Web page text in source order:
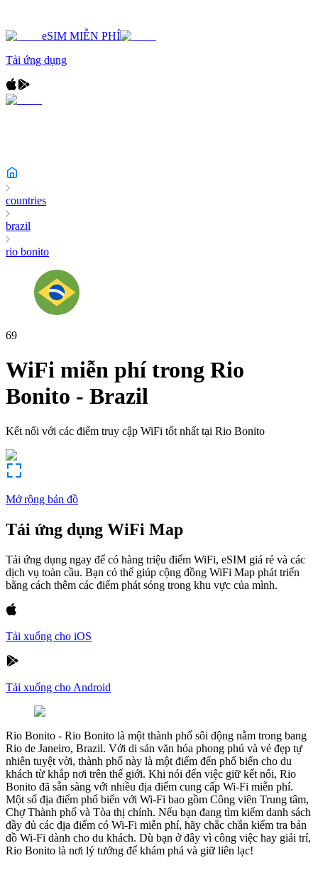
eSIM MIỄN PHÍ
Tải ứng dụng
countries
brazil
rio bonito
69
WiFi miễn phí trong Rio
Bonito - Brazil
Kết nối với các điểm truy cập WiFi tốt nhất tại Rio Bonito
Mở rộng bản đồ
Tải ứng dụng WiFi Map
Tải ứng dụng ngay để có hàng triệu điểm WiFi, eSIM giá rẻ và các
dịch vụ toàn cầu. Bạn có thể giúp cộng đồng WiFi Map phát triển
bằng cách thêm các điểm phát sóng trong khu vực của mình.
Tải xuống cho iOS
Tải xuống cho Android
Rio Bonito - Rio Bonito là một thành phố sôi động nằm trong bang
Rio de Janeiro, Brazil. Với di sản văn hóa phong phú và vẻ đẹp tự
nhiên tuyệt vời, thành phố này là một điểm đến phổ biến cho du
khách từ khắp nơi trên thế giới. Khi nói đến việc giữ kết nối, Rio
Bonito đã sẵn sàng với nhiều địa điểm cung cấp Wi-Fi miễn phí.
Một số địa điểm phổ biến với Wi-Fi bao gồm Công viên Trung tâm,
Chợ Thành phố và Tòa thị chính. Nếu bạn đang tìm kiếm danh sách
đầy đủ các địa điểm có Wi-Fi miễn phí, hãy chắc chắn kiểm tra bản
đồ Wi-Fi dành cho du khách. Dù bạn ở đây vì công việc hay giải trí,
Rio Bonito là nơi lý tưởng để khám phá và giữ liên lạc!